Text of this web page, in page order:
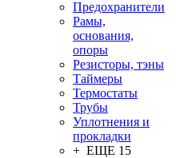
Предохранители
Рамы,
основания,
опоры
Резисторы, тэны
Таймеры
Термостаты
Трубы
Уплотнения и
прокладки
+ ЕЩЕ 15